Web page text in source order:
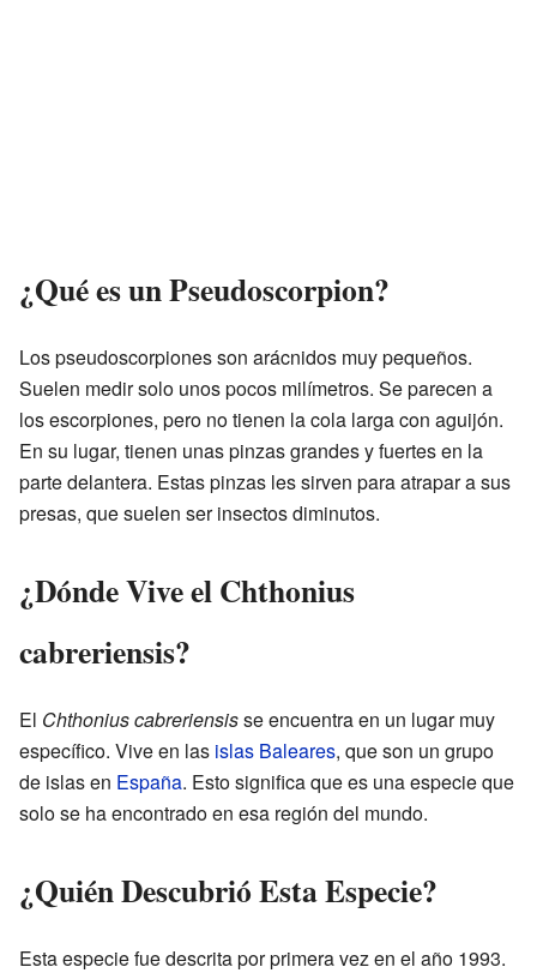
¿Qué es un Pseudoscorpion?
Los pseudoscorpiones son arácnidos muy pequeños.
Suelen medir solo unos pocos milímetros. Se parecen a
los escorpiones, pero no tienen la cola larga con aguijón.
En su lugar, tienen unas pinzas grandes y fuertes en la
parte delantera. Estas pinzas les sirven para atrapar a sus
presas, que suelen ser insectos diminutos.
¿Dónde Vive el Chthonius
cabreriensis?
El Chthonius cabreriensisse encuentra en un lugar muy
específico. Vive en las islas Baleares, que son un grupo
de islas en España. Esto significa que es una especie que
solo se ha encontrado en esa región del mundo.
¿Quién Descubrió Esta Especie?
Esta especie fue descrita por primera vez en el año 1993.